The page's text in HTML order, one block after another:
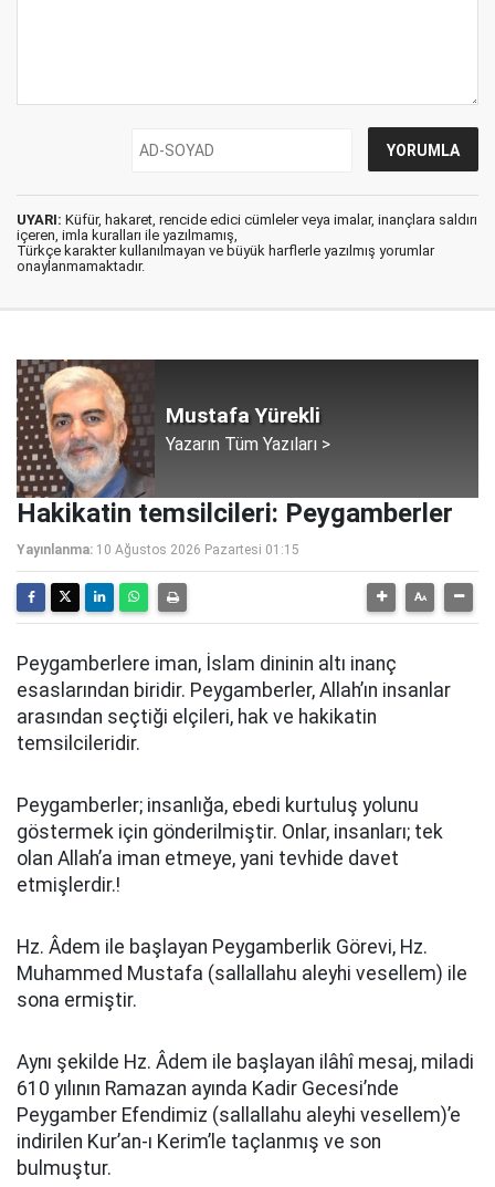
UYARI: Küfür, hakaret, rencide edici cümleler veya imalar, inançlara saldırı
içeren, imla kuralları ile yazılmamış,
Türkçe karakter kullanılmayan ve büyük harflerle yazılmış yorumlar
onaylanmamaktadır.
Mustafa Yürekli
Yazarın Tüm Yazıları >
Hakikatin temsilcileri: Peygamberler
Yayınlanma: 10 Ağustos 2026 Pazartesi 01:15
Peygamberlere iman, İslam dininin altı inanç
esaslarından biridir. Peygamberler, Allah’ın insanlar
arasından seçtiği elçileri, hak ve hakikatin
temsilcileridir.
Peygamberler; insanlığa, ebedi kurtuluş yolunu
göstermek için gönderilmiştir. Onlar, insanları; tek
olan Allah’a iman etmeye, yani tevhide davet
etmişlerdir.!
Hz. Âdem ile başlayan Peygamberlik Görevi, Hz.
Muhammed Mustafa (sallallahu aleyhi vesellem) ile
sona ermiştir.
Aynı şekilde Hz. Âdem ile başlayan ilâhî mesaj, miladi
610 yılının Ramazan ayında Kadir Gecesi’nde
Peygamber Efendimiz (sallallahu aleyhi vesellem)’e
indirilen Kur’an-ı Kerim’le taçlanmış ve son
bulmuştur.